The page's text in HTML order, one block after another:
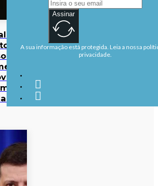
47
em
na
Assinar
A sua informação está protegida. Leia a nossa
privacidade.